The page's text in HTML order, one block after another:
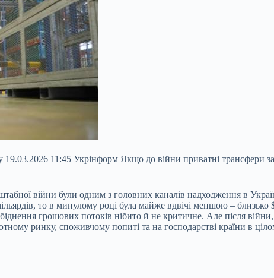
19.03.2026 11:45 Укрінформ Якщо до війни приватні трансфери
війни були одним з головних каналів надходження в
то в минулому році була майже вдвічі меншою – близько
грошових потоків нібито й не критичне. Але після
ринку, споживчому попиті та на господарстві країни в